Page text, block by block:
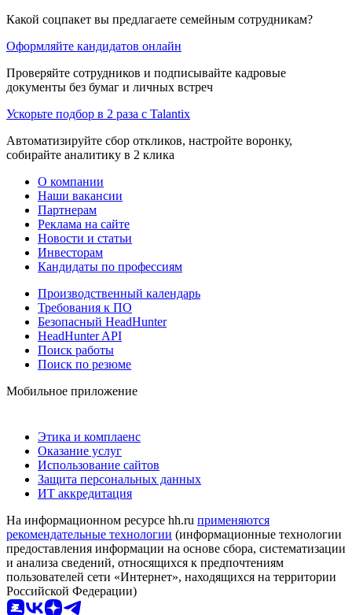
Какой соцпакет вы предлагаете семейным сотрудникам?
Оформляйте кандидатов онлайн
Проверяйте сотрудников и подписывайте кадровые
документы без бумаг и личных встреч
Ускорьте подбор в 2 раза с Talantix
Автоматизируйте сбор откликов, настройте воронку,
собирайте аналитику в 2 клика
О компании
Наши вакансии
Партнерам
Реклама на сайте
Новости и статьи
Инвесторам
Кандидаты по профессиям
Производственный календарь
Требования к ПО
Безопасный HeadHunter
HeadHunter API
Поиск работы
Поиск по резюме
Мобильное приложение
Этика и комплаенс
Оказание услуг
Использование сайтов
Защита персональных данных
ИТ аккредитация
На информационном ресурсе hh.ru применяются
рекомендательные технологии (информационные технологии
предоставления информации на основе сбора, систематизации
и анализа сведений, относящихся к предпочтениям
пользователей сети «Интернет», находящихся на территории
Российской Федерации)